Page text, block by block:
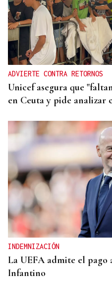
ADVIERTE CONTRA RETORNOS
Unicef asegura que
en Ceuta y pide analizar
INDEMNIZACIÓN
La UEFA admite el pago
Infantino